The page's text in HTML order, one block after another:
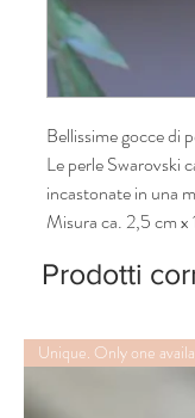
Bellissime gocce di
Le perle Swarovski
incastonate in una
Misura ca. 2,5 cm x
Prodotti
Unique. Only one